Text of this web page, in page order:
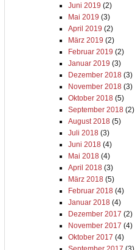
Juni 2019 (2)
Mai 2019 (3)
April 2019 (2)
März 2019 (2)
Februar 2019 (2)
Januar 2019 (3)
Dezember 2018(3)
November 2018(3)
Oktober 2018(5)
September 2018(2)
August 2018(5)
Juli 2018(3)
Juni 2018(4)
Mai 2018(4)
April 2018(3)
März 2018(5)
Februar 2018(4)
Januar 2018(4)
Dezember 2017 (2)
November 2017 (4)
Oktober 2017 (4)